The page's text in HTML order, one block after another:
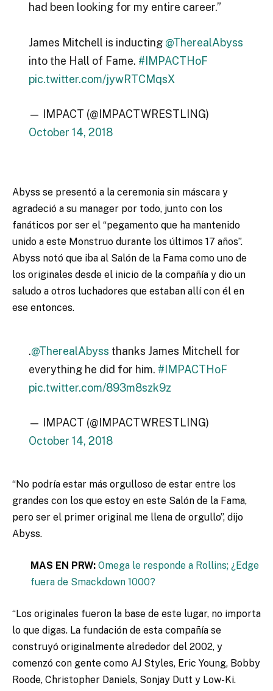
had been looking for my entire career.”
James Mitchell is inducting @TherealAbyss
into the Hall of Fame. #IMPACTHoF
pic.twitter.com/jywRTCMqsX
— IMPACT (@IMPACTWRESTLING)
October 14, 2018
Abyss se presentó a la ceremonia sin máscara y
agradeció a su manager por todo, junto con los
fanáticos por ser el “pegamento que ha mantenido
unido a este Monstruo durante los últimos 17 años”.
Abyss notó que iba al Salón de la Fama como uno de
los originales desde el inicio de la compañía y dio un
saludo a otros luchadores que estaban allí con él en
ese entonces.
.@TherealAbyss thanks James Mitchell for
everything he did for him. #IMPACTHoF
pic.twitter.com/893m8szk9z
— IMPACT (@IMPACTWRESTLING)
October 14, 2018
“No podría estar más orgulloso de estar entre los
grandes con los que estoy en este Salón de la Fama,
pero ser el primer original me llena de orgullo”, dijo
Abyss.
MAS EN PRW: Omega le responde a Rollins; ¿Edge
fuera de Smackdown 1000?
“Los originales fueron la base de este lugar, no importa
lo que digas. La fundación de esta compañía se
construyó originalmente alrededor del 2002, y
comenzó con gente como AJ Styles, Eric Young, Bobby
Roode, Christopher Daniels, Sonjay Dutt y Low-Ki.